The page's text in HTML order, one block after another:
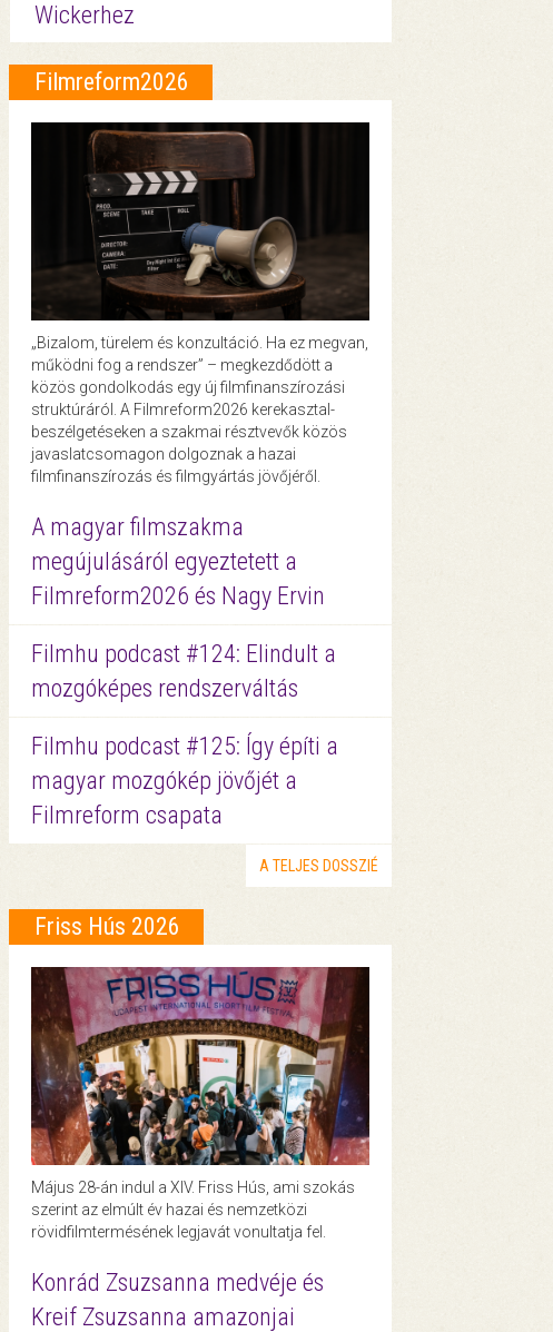
Wickerhez
Filmreform2026
„Bizalom, türelem és konzultáció. Ha ez megvan,
működni fog a rendszer” – megkezdődött a
közös gondolkodás egy új filmfinanszírozási
struktúráról. A Filmreform2026 kerekasztal-
beszélgetéseken a szakmai résztvevők közös
javaslatcsomagon dolgoznak a hazai
filmfinanszírozás és filmgyártás jövőjéről.
A magyar filmszakma
megújulásáról egyeztetett a
Filmreform2026 és Nagy Ervin
Filmhu podcast #124: Elindult a
mozgóképes rendszerváltás
Filmhu podcast #125: Így építi a
magyar mozgókép jövőjét a
Filmreform csapata
A TELJES DOSSZIÉ
Friss Hús 2026
Május 28-án indul a XIV. Friss Hús, ami szokás
szerint az elmúlt év hazai és nemzetközi
rövidfilmtermésének legjavát vonultatja fel.
Konrád Zsuzsanna medvéje és
Kreif Zsuzsanna amazonjai